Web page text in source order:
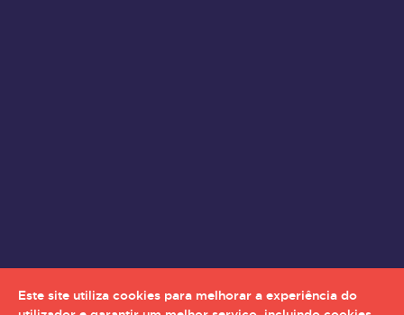
Este site utiliza cookies para melhorar a experiência do